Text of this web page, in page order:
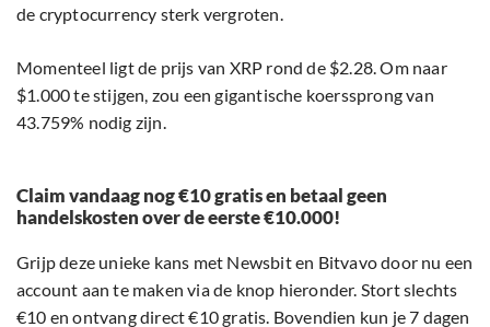
de cryptocurrency sterk vergroten.
Momenteel ligt de prijs van XRP rond de $2.28. Om naar
$1.000 te stijgen, zou een gigantische koerssprong van
43.759% nodig zijn.
Claim vandaag nog €10 gratis en betaal geen
handelskosten over de eerste €10.000!
Grijp deze unieke kans met Newsbit en Bitvavo door nu een
account aan te maken via de knop hieronder. Stort slechts
€10 en ontvang direct €10 gratis. Bovendien kun je 7 dagen